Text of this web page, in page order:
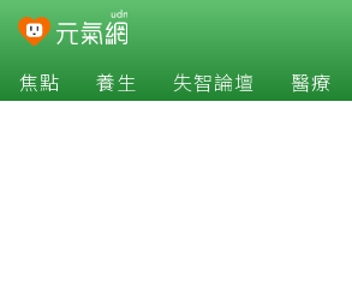
焦點 養生 失智論壇 醫療